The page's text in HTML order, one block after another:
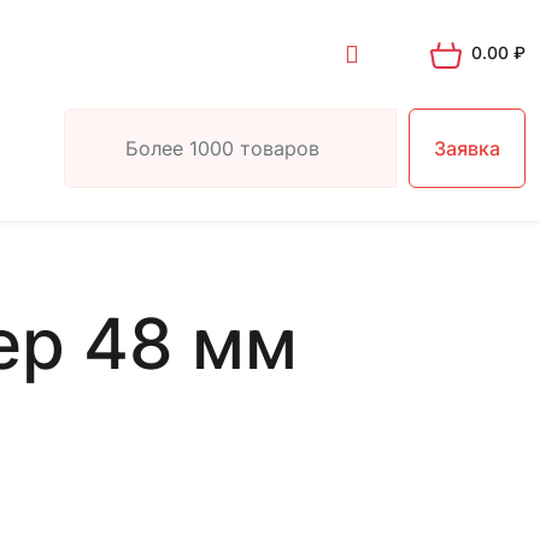
0.00 ₽
Заявка
48 мм